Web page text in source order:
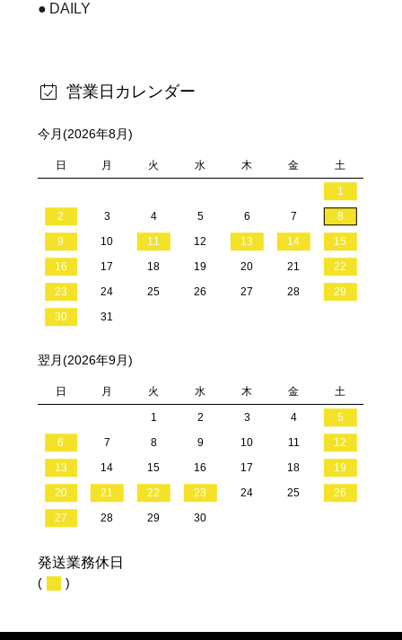
DAILY
営業日カレンダー
今月(2026年8月)
日 月 火 水 木 金 土
1
2
3 4 5 6 7
8
9
10 11 12 13 14
15
16
17 18 19 20 21
22
23
24 25 26 27 28
29
30
31
翌月(2026年9月)
日 月 火 水 木 金 土
1 2 3 4
5
6
7 8 9 10 11
12
13
14 15 16 17 18
19
20
21 22 23 24 25
26
27
28 29 30
発送業務休日
( )